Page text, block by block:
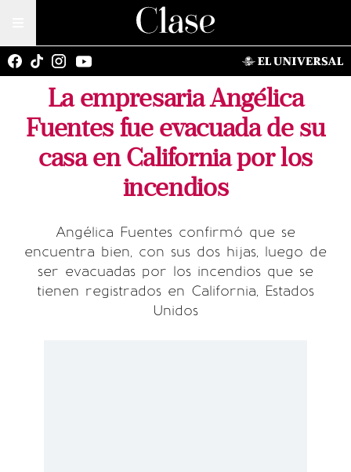
La empresaria Angélica
Fuentes fue evacuada de su
casa en California por los
incendios
Angélica Fuentes confirmó que se
encuentra bien, con sus dos hijas, luego de
ser evacuadas por los incendios que se
tienen registrados en California, Estados
Unidos